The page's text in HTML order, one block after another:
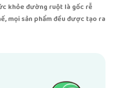
khỏe đường ruột là gốc rễ
mọi sản phẩm đều được tạo ra